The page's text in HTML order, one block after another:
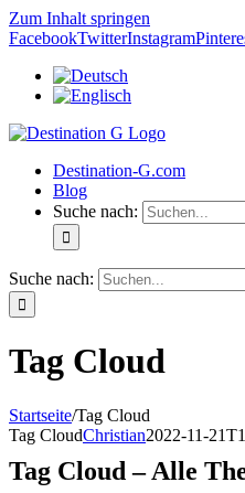
Zum Inhalt springen
FacebookTwitterInstagram
Destination-G.com
Blog
Suche nach:
Suche nach:
Tag Cloud
Startseite/Tag Cloud
Tag CloudChristian2022-11-
Tag Cloud – Alle